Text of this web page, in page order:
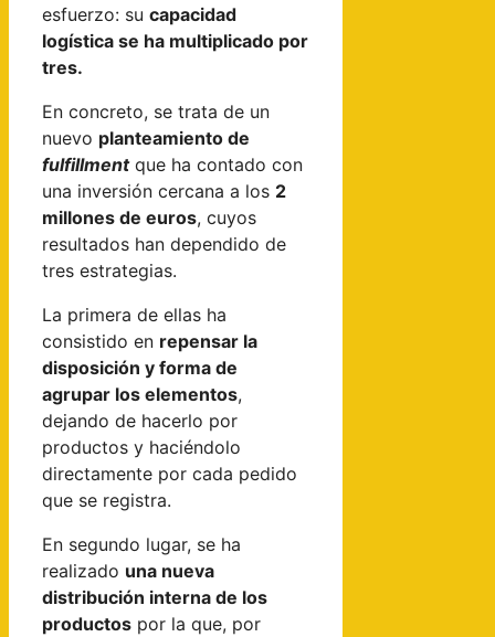
esfuerzo: su capacidad
logística se ha multiplicado por
tres.
En concreto, se trata de un
nuevo planteamiento de
fulfillmentque ha contado con
una inversión cercana a los 2
millones de euros, cuyos
resultados han dependido de
tres estrategias.
La primera de ellas ha
consistido en repensar la
disposición y forma de
agrupar los elementos,
dejando de hacerlo por
productos y haciéndolo
directamente por cada pedido
que se registra.
En segundo lugar, se ha
realizado una nueva
distribución interna de los
productos por la que, por